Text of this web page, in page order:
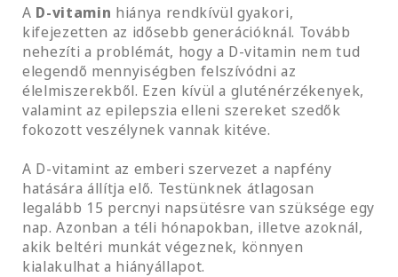
A D-vitamin hiánya rendkívül gyakori,
kifejezetten az idősebb generációknál. Tovább
nehezíti a problémát, hogy a D-vitamin nem tud
elegendő mennyiségben felszívódni az
élelmiszerekből. Ezen kívül a gluténérzékenyek,
valamint az epilepszia elleni szereket szedők
fokozott veszélynek vannak kitéve.
A D-vitamint az emberi szervezet a napfény
hatására állítja elő. Testünknek átlagosan
legalább 15 percnyi napsütésre van szüksége egy
nap. Azonban a téli hónapokban, illetve azoknál,
akik beltéri munkát végeznek, könnyen
kialakulhat a hiányállapot.